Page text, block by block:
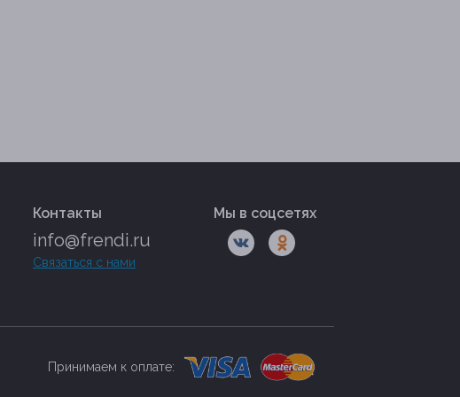
Контакты
info@frendi.ru
Связаться с нами
Мы в соцсетях
Принимаем к оплате: